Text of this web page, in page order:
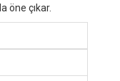
öne çıkar.